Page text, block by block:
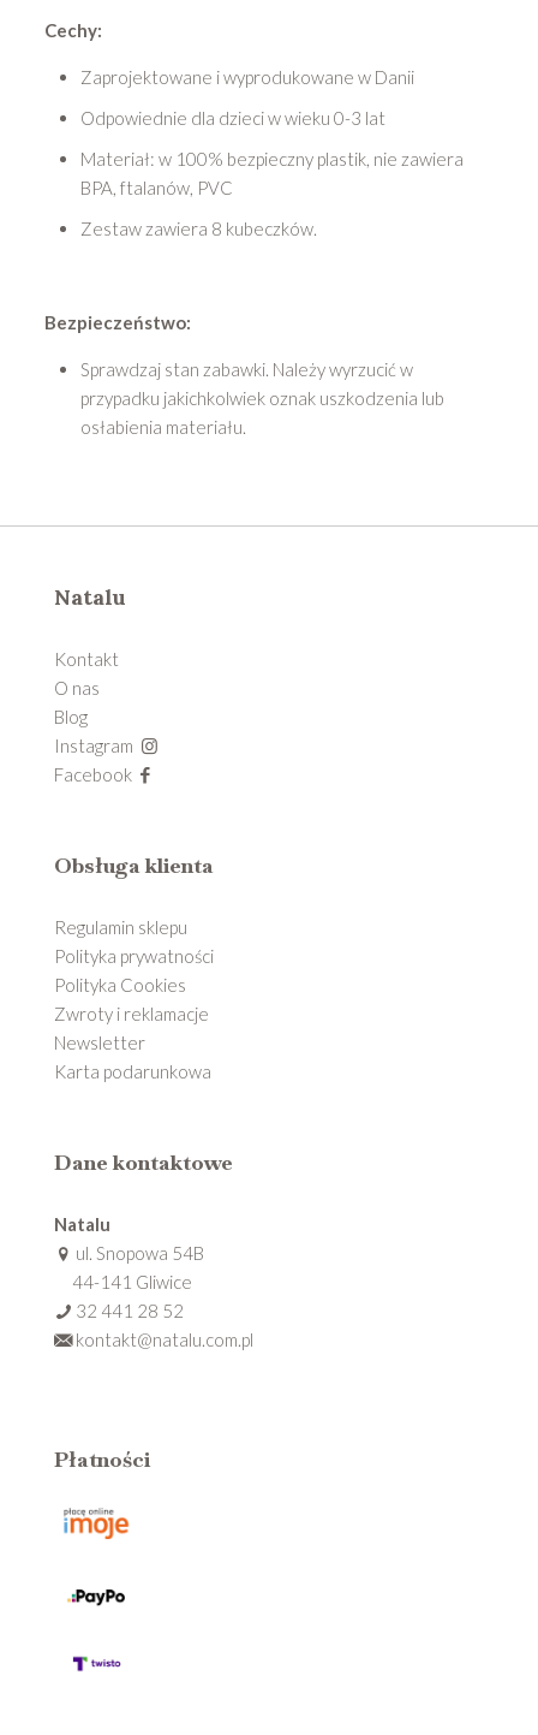
Cechy:
Zaprojektowane i wyprodukowane w Danii
Odpowiednie dla dzieci w wieku 0-3 lat
Materiał: w 100% bezpieczny plastik, nie zawiera
BPA, ftalanów, PVC
Zestaw zawiera 8 kubeczków.
Bezpieczeństwo:
Sprawdzaj stan zabawki. Należy wyrzucić w
przypadku jakichkolwiek oznak uszkodzenia lub
osłabienia materiału.
Natalu
Kontakt
O nas
Blog
Instagram
Facebook
Obsługa klienta
Regulamin sklepu
Polityka prywatności
Polityka Cookies
Zwroty i reklamacje
Newsletter
Karta podarunkowa
Dane kontaktowe
Natalu
ul. Snopowa 54B
44-141 Gliwice
32 441 28 52
kontakt@natalu.com.pl
Płatności